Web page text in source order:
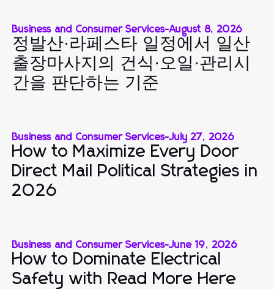
Business and Consumer Services-August 8, 2026
정발산·라페스타 일정에서 일산
출장마사지의 건식·오일·관리시
간을 판단하는 기준
Business and Consumer Services-July 27, 2026
How to Maximize Every Door
Direct Mail Political Strategies in
2026
Business and Consumer Services-June 19, 2026
How to Dominate Electrical
Safety with Read More Here